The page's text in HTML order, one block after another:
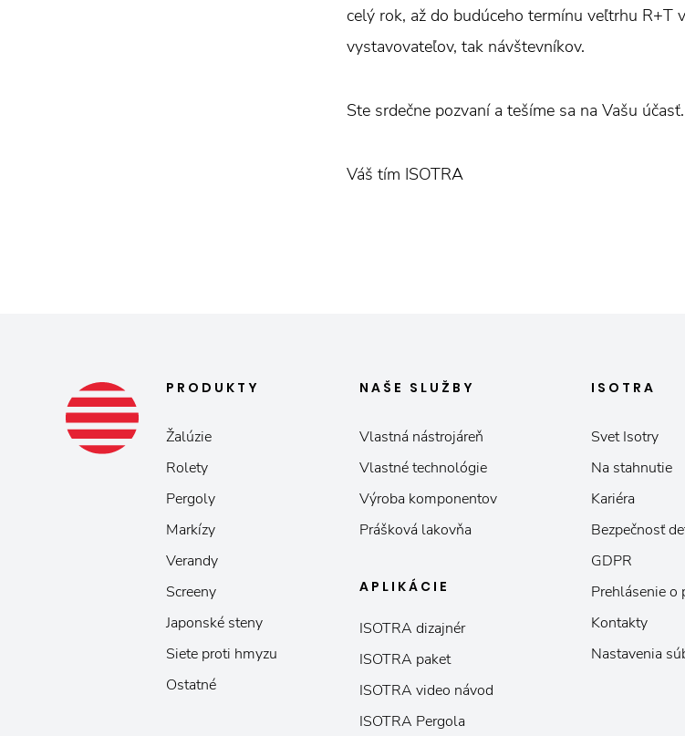
celý rok, až do budúceho termínu veľtrhu
vystavovateľov, tak návštevníkov.
Ste srdečne pozvaní a tešíme sa na Vašu účasť.
Váš tím ISOTRA
PRODUKTY
Žalúzie
Rolety
Pergoly
Markízy
Verandy
Screeny
Japonské steny
Siete proti hmyzu
Ostatné
NAŠE SLUŽBY
Vlastná nástrojáreň
Vlastné technológie
Výroba komponentov
Prášková lakovňa
APLIKÁCIE
ISOTRA dizajnér
ISOTRA paket
ISOTRA video návod
ISOTRA Pergola
ISOTRA
Svet Isotry
Na stahnutie
Kariéra
Bezpečnosť
GDPR
Prehlásenie o
Kontakty
Nastavenia